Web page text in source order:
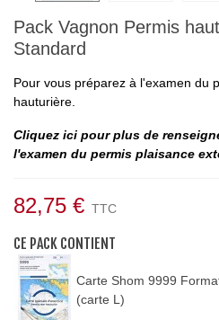
Pack Vagnon Permis
Standard
Pour vous préparez à l'examen du
hauturière.
Cliquez ici pour plus de
l'examen du permis plaisance
82,75 € TTC
CE PACK CONTIENT
Carte Shom 9999
(carte L)